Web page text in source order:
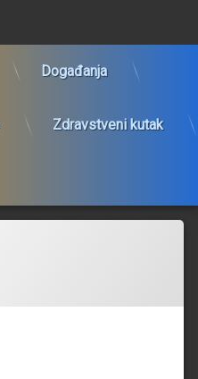
Događanja
Zdravstveni kutak